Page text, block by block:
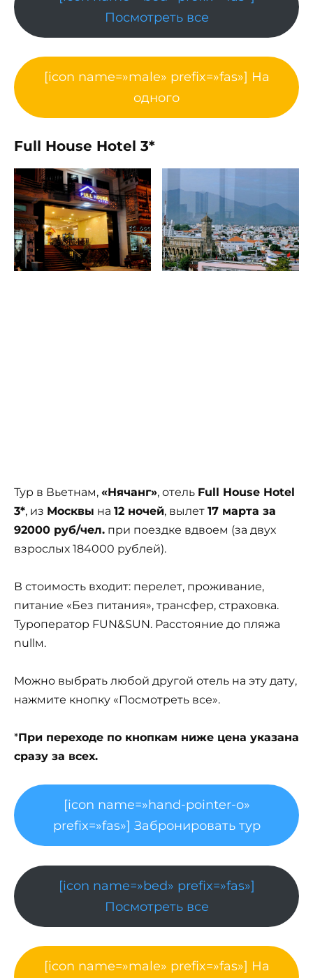
Посмотреть все
[icon name=»male» prefix=»fas»] На
одного
Full House Hotel 3*
Тур в Вьетнам, «Нячанг», отель Full House Hotel
3*, из Москвы на 12 ночей, вылет 17 марта за
92000 руб/чел. при поездке вдвоем (за двух
взрослых 184000 рублей).
В стоимость входит: перелет, проживание,
питание «Без питания», трансфер, страховка.
Туроператор FUN&SUN. Расстояние до пляжа
nullм.
Можно выбрать любой другой отель на эту дату,
нажмите кнопку «Посмотреть все».
*При переходе по кнопкам ниже цена указана
сразу за всех.
[icon name=»hand-pointer-o»
prefix=»fas»] Забронировать тур
[icon name=»bed» prefix=»fas»]
Посмотреть все
[icon name=»male» prefix=»fas»] На